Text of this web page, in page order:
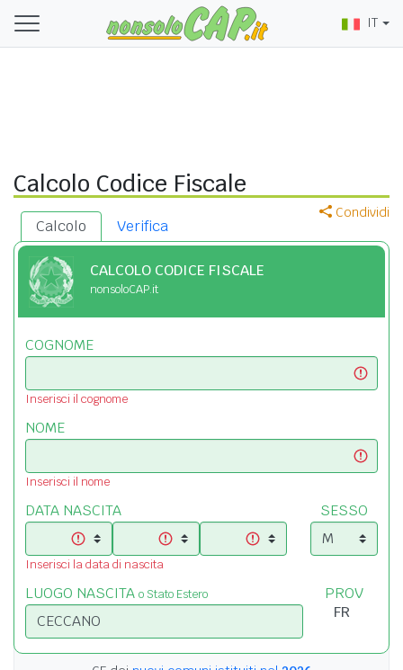
IT
Calcolo Codice Fiscale
Condividi
Calcolo Verifica
CALCOLO CODICE FISCALE
nonsoloCAP.it
COGNOME
Inserisci il cognome
NOME
Inserisci il nome
DATA NASCITA
Inserisci la data di nascita
SESSO
LUOGO NASCITA o Stato Estero PROV